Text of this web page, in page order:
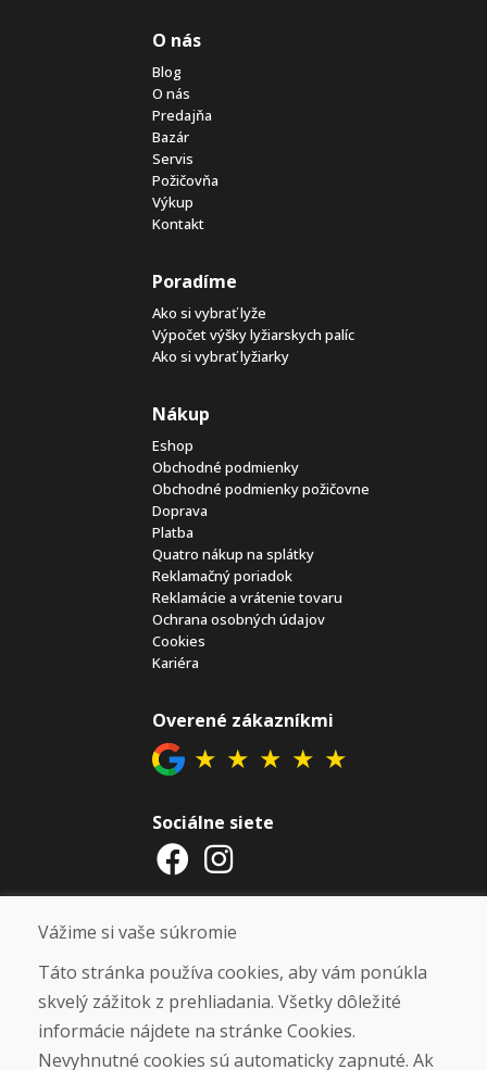
O nás
Blog
O nás
Predajňa
Bazár
Servis
Požičovňa
Výkup
Kontakt
Poradíme
Ako si vybrať lyže
Výpočet výšky lyžiarskych palíc
Ako si vybrať lyžiarky
Nákup
Eshop
Obchodné podmienky
Obchodné podmienky požičovne
Doprava
Platba
Quatro nákup na splátky
Reklamačný poriadok
Reklamácie a vrátenie tovaru
Ochrana osobných údajov
Cookies
Kariéra
Overené zákazníkmi
★ ★ ★ ★ ★
Sociálne siete
Otváracie hodiny
UKONČENÁ. ĎAKUJEME VÁM ZA
PRIAZEŇ A TEŠÍME SA NA VÁS OPÄŤ
OD 14. 9. 2026.
Vážime si vaše súkromie
Táto stránka používa cookies, aby vám ponúkla
skvelý zážitok z prehliadania. Všetky dôležité
informácie nájdete na stránke Cookies.
Nevyhnutné cookies sú automaticky zapnuté. Ak